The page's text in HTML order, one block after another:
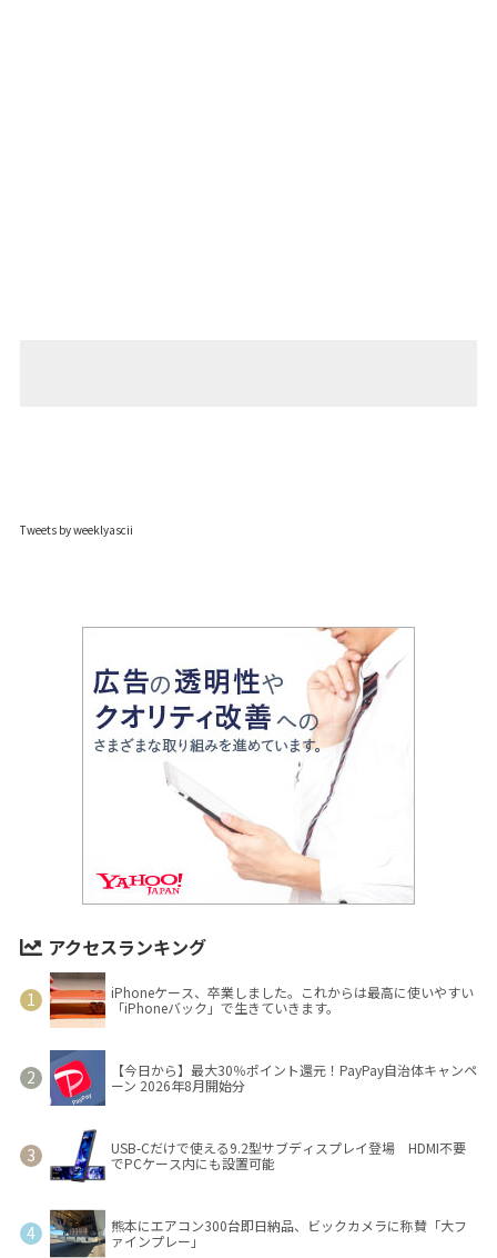
Tweets by weeklyascii
アクセスランキング
iPhoneケース、卒業しました。これからは最高に使いやすい
「iPhoneバック」で生きていきます。
【今日から】最大30％ポイント還元！PayPay自治体キャンペ
ーン 2026年8月開始分
USB-Cだけで使える9.2型サブディスプレイ登場 HDMI不要
でPCケース内にも設置可能
熊本にエアコン300台即日納品、ビックカメラに称賛「大フ
ァインプレー」